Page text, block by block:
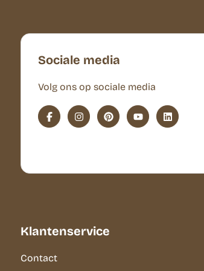
Sociale media
Volg ons op sociale media
Klantenservice
Contact